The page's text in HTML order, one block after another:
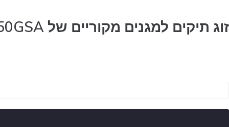
זוג תיקים למגנים מקוריים של BMW R1250GSA
זוג